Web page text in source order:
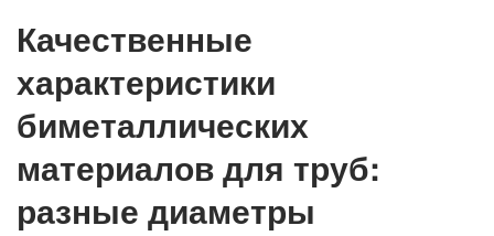
Качественные
характеристики
биметаллических
материалов для труб:
разные диаметры